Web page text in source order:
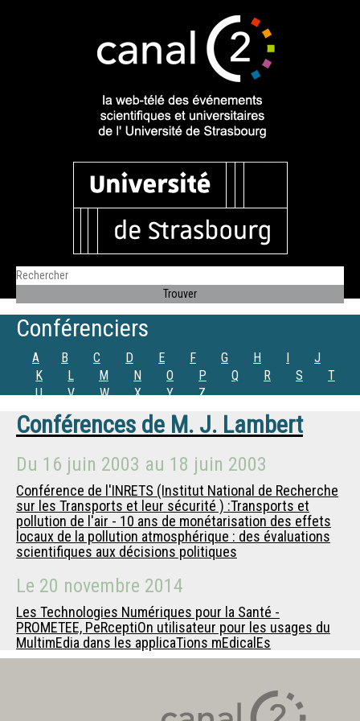
Conférenciers
A B C D E F G H I
J
K
L M N O P Q R S
T
U
V W X Y Z
Conférences de M. J. Lambert
Du 16 juin 2003 au 18 juin 2003
Conférence de l'INRETS (Institut National de Recherche
sur les Transports et leur sécurité ) :Transports et
pollution de l'air - 10 ans de monétarisation des effets
locaux de la pollution atmosphérique : des évaluations
scientifiques aux décisions politiques
Le 20 novembre 2014
Les Technologies Numériques pour la Santé -
PROMETEE, PeRceptiOn utilisateur pour les usages du
MultimEdia dans les applicaTions mEdicalEs